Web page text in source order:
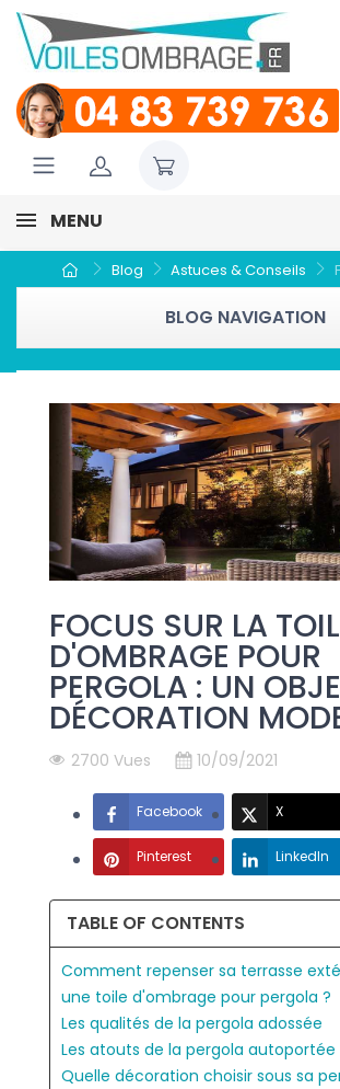
MENU
Blog Astuces & Conseils
BLOG NAVIGATION
FOCUS SUR LA
D'OMBRAGE POUR
PERGOLA : UN
DÉCORATION
2700 Vues 10/09/2021
Facebook X
Pinterest LinkedIn
TABLE OF CONTENTS
Comment repenser sa terrasse
une toile d'ombrage pour pergola ?
Les qualités de la pergola adossée
Les atouts de la pergola autoportée
Quelle décoration choisir sous sa